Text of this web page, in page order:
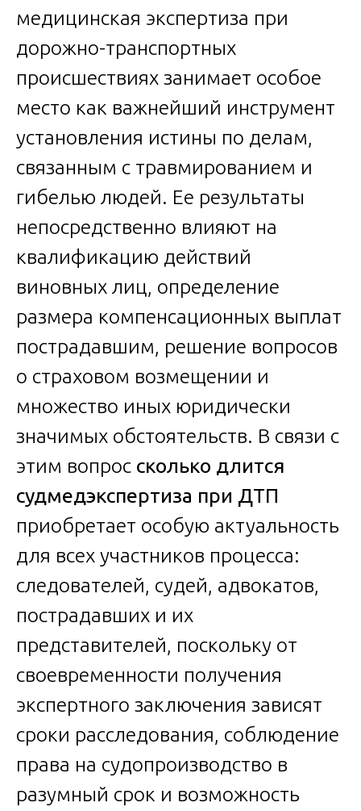
медицинская экспертиза при
дорожно-транспортных
происшествиях занимает особое
место как важнейший инструмент
установления истины по делам,
связанным с травмированием и
гибелью людей. Ее результаты
непосредственно влияют на
квалификацию действий
виновных лиц, определение
размера компенсационных выплат
пострадавшим, решение вопросов
о страховом возмещении и
множество иных юридически
значимых обстоятельств. В связи с
этим вопрос сколько длится
судмедэкспертиза при ДТП
приобретает особую актуальность
для всех участников процесса:
следователей, судей, адвокатов,
пострадавших и их
представителей, поскольку от
своевременности получения
экспертного заключения зависят
сроки расследования, соблюдение
права на судопроизводство в
разумный срок и возможность